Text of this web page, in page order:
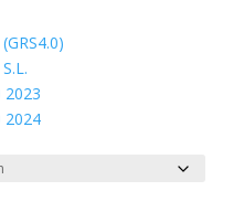
2023
2024